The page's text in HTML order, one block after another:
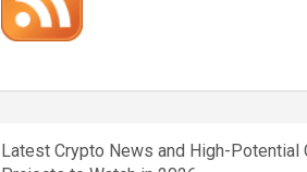
Latest Crypto News and High-Potential